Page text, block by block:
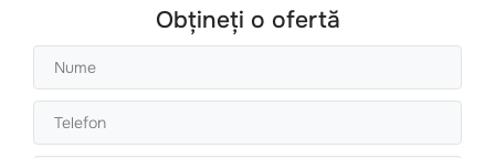
Obțineți o ofertă